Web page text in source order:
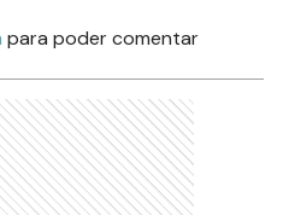
para poder comentar